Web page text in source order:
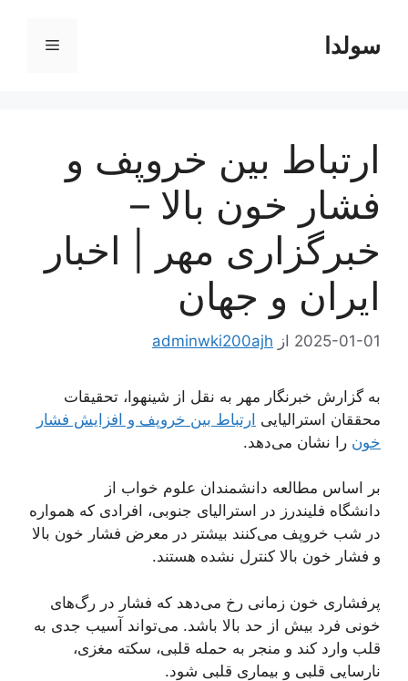
محتواسولدا فهرست
ارتباط بین خروپف و
فشار خون بالا –
خبرگزاری مهر | اخبار
ایران و جهان
2025-01-01 از adminwki200ajh
به گزارش خبرنگار مهر به نقل از شینهوا، تحقیقات
محققان استرالیایی ارتباط بین خروپف و افزایش فشار
خون را نشان می‌دهد.
بر اساس مطالعه دانشمندان علوم خواب از
دانشگاه فلیندرز در استرالیای جنوبی، افرادی که همواره
در شب خروپف می‌کنند بیشتر در معرض فشار خون بالا
و فشار خون بالا کنترل نشده هستند.
پرفشاری خون زمانی رخ می‌دهد که فشار در رگ‌های
خونی فرد بیش از حد بالا باشد. می‌تواند آسیب جدی به
قلب وارد کند و منجر به حمله قلبی، سکته مغزی،
نارسایی قلبی و بیماری قلبی شود.